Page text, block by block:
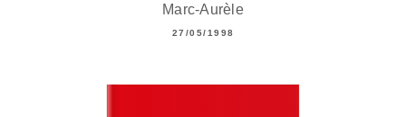
Marc-Aurèle
27/05/1998